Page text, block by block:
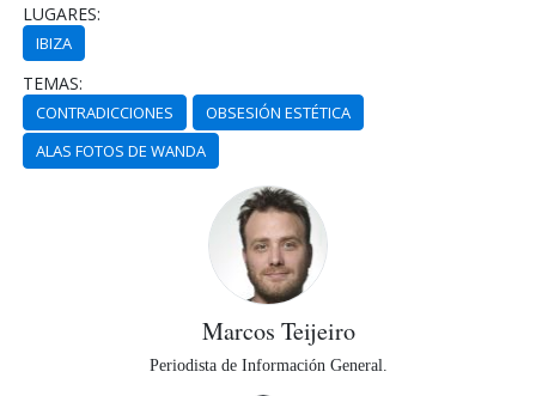
LUGARES:
IBIZA
TEMAS:
CONTRADICCIONES
OBSESIÓN ESTÉTICA
ALAS FOTOS DE WANDA
Marcos Teijeiro
Periodista de Información General.